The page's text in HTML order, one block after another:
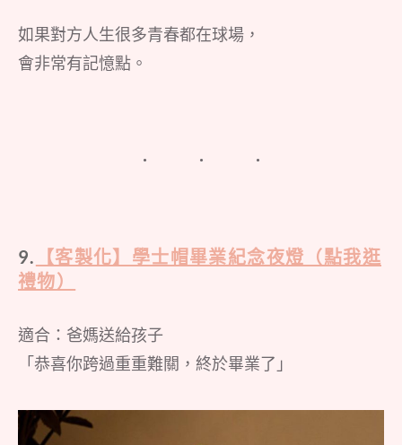
如果對方人生很多青春都在球場，
會非常有記憶點。
9.
【客製化】學士帽畢業紀念夜燈（點我逛
禮物）
適合：爸媽送給孩子
「恭喜你跨過重重難關，終於畢業了」